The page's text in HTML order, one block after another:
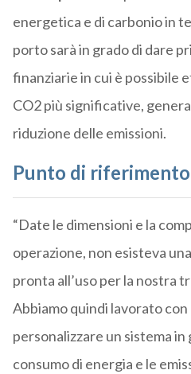
energetica e di carbonio in
porto sarà in grado di dare
finanziarie in cui è possibile
CO2 più significative,
riduzione delle emissioni.
Punto di
“Date le dimensioni e la
operazione, non esisteva
pronta all’uso per la nostra
Abbiamo quindi lavorato con
personalizzare un sistema
consumo di energia e le